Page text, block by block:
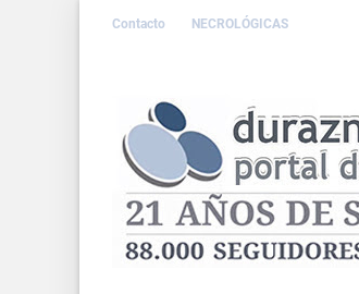
Contacto NECROLÓGICAS